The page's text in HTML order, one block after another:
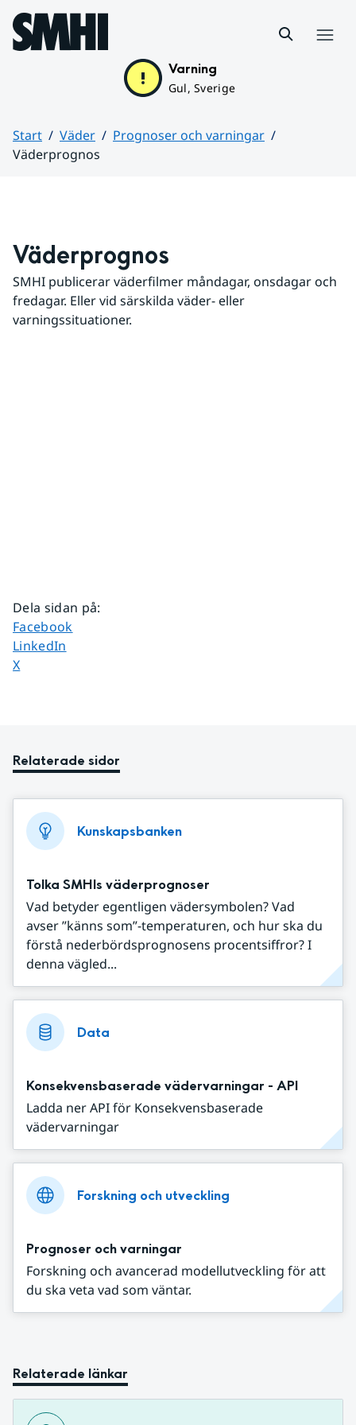
Hoppa till sidans innehåll
Varning
Gul, Sverige
Start Väder
Prognoser och varningar
Väderprognos
Väderprognos
SMHI publicerar väderfilmer måndagar, onsdagar och
fredagar. Eller vid särskilda väder- eller
varningssituationer.
Dela sidan på:
Dela sidan på
Facebook
Dela sidan på
LinkedIn
Dela sidan på
X
Relaterade sidor
Kunskapsbanken
Tolka SMHIs väderprognoser
Vad betyder egentligen vädersymbolen? Vad
avser ”känns som”-temperaturen, och hur ska du
förstå nederbördsprognosens procentsiffror? I
denna vägled...
Data
Konsekvensbaserade vädervarningar - API
Ladda ner API för Konsekvensbaserade
vädervarningar
Forskning och utveckling
Prognoser och varningar
Forskning och avancerad modellutveckling för att
du ska veta vad som väntar.
Relaterade länkar